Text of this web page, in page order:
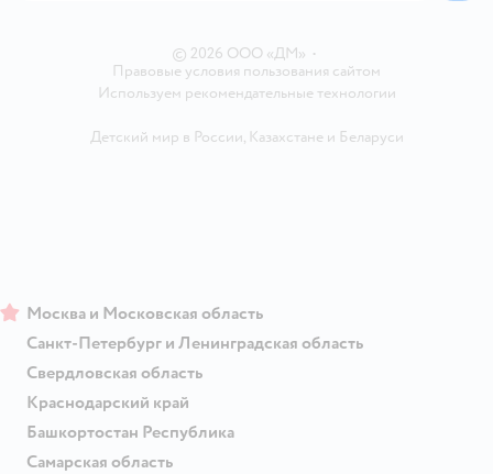
© 2026 ООО «ДМ» •
Правовые условия пользования сайтом
Используем рекомендательные технологии
Детский мир в России, Казахстанеи Беларуси
Москва и Московская область
Санкт-Петербург и Ленинградская область
Свердловская область
Краснодарский край
Башкортостан Республика
Самарская область